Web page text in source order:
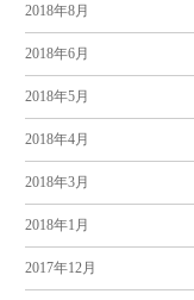
2018年8月
2018年6月
2018年5月
2018年4月
2018年3月
2018年1月
2017年12月